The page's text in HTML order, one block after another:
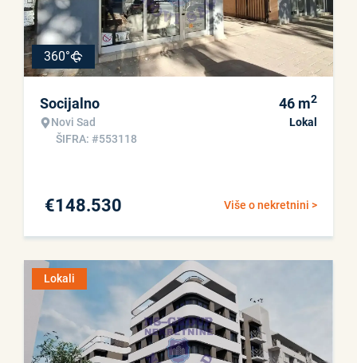
360°
Socijalno
Novi Sad
ŠIFRA: #553118
46 m2
Lokal
Više o nekretnini >
€148.530
Lokali